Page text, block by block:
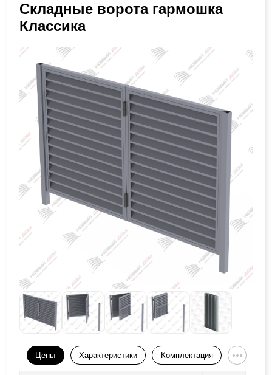
Складные ворота гармошка
Классика
Цены Характеристики Комплектация